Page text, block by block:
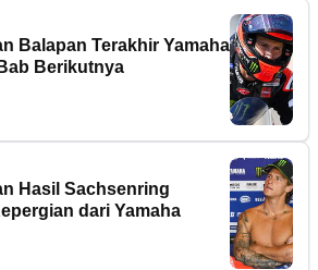
Balapan Terakhir Yamaha
Berikutnya
Hasil Sachsenring
dari Yamaha